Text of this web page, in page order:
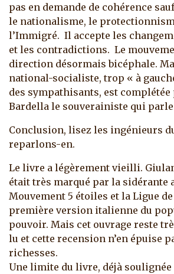
pas en demande de cohérence
le nationalisme, le
l’Immigré. Il accepte les
et les contradictions. Le
direction désormais bicéphale.
national-socialiste, trop « à
des sympathisants, est complétée
Bardella le souverainiste qui
Conclusion, lisez les ingénieurs
reparlons-en.
Le livre a légèrement vieilli.
était très marqué par la sidérante
Mouvement 5 étoiles et la Ligue
première version italienne du
pouvoir. Mais cet ouvrage reste
lu et cette recension n’en épuise
richesses.
Une limite du livre, déjà